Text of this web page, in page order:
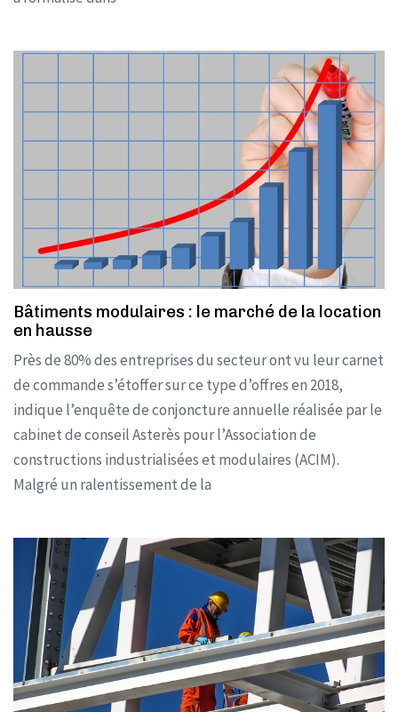
Bâtiments modulaires : le marché de la location
en hausse
Près de 80% des entreprises du secteur ont vu leur carnet
de commande s’étoffer sur ce type d’offres en 2018,
indique l’enquête de conjoncture annuelle réalisée par le
cabinet de conseil Asterès pour l’Association de
constructions industrialisées et modulaires (ACIM).
Malgré un ralentissement de la